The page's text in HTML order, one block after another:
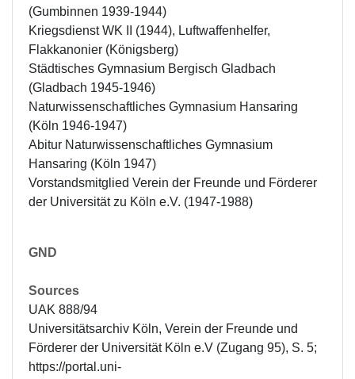
(Gumbinnen 1939-1944)
Kriegsdienst WK II (1944), Luftwaffenhelfer,
Flakkanonier (Königsberg)
Städtisches Gymnasium Bergisch Gladbach
(Gladbach 1945-1946)
Naturwissenschaftliches Gymnasium Hansaring
(Köln 1946-1947)
Abitur Naturwissenschaftliches Gymnasium
Hansaring (Köln 1947)
Vorstandsmitglied Verein der Freunde und Förderer
der Universität zu Köln e.V. (1947-1988)
GND
Sources
UAK 888/94
Universitätsarchiv Köln, Verein der Freunde und
Förderer der Universität Köln e.V (Zugang 95), S. 5;
https://portal.uni-